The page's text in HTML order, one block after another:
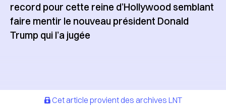
record pour cette reine d’Hollywood semblant
faire mentir le nouveau président Donald
Trump qui l’a jugée
Cet article provient des archives LNT